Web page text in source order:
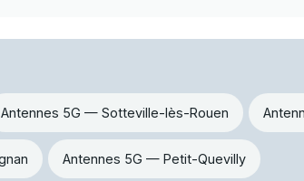
Antennes 5G — Sotteville-lès-Rouen
Antennes 5G — Petit-Quevilly